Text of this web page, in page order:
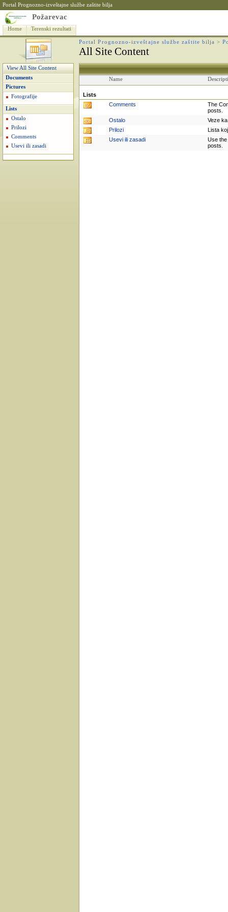
Portal Prognozno-izveštajne službe zaštite bilja
Požarevac
Home Terenski rezultati
Portal Prognozno-izveštajne službe zaštite bilja >
All Site Content
View All Site Content
Documents
Pictures
Fotografije
Lists
Ostalo
Prilozi
Comments
Usevi ili zasadi
Name
Lists
Comments
The
posts.
Ostalo
Veze
Prilozi
Lista
Usevi ili zasadi
Use the
posts.